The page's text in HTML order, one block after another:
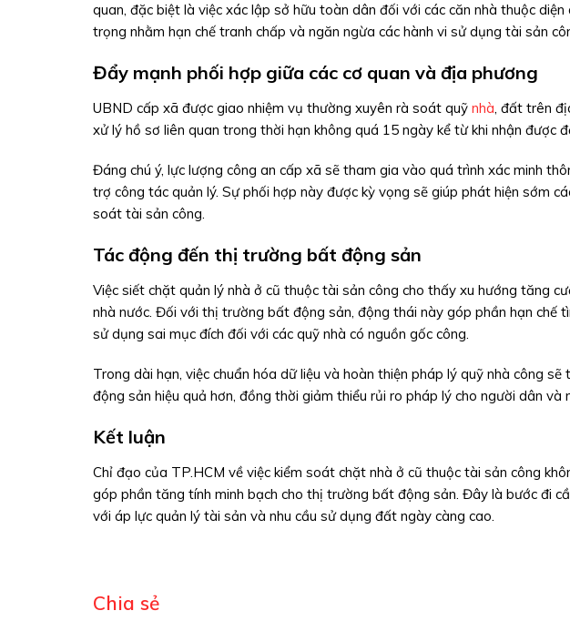
quan, đặc biệt là việc xác lập sở hữu toàn dân đối với các căn nhà thuộc
trọng nhằm hạn chế tranh chấp và ngăn ngừa các hành vi sử dụng tài sản
Đẩy mạnh phối hợp giữa các cơ quan và địa phương
UBND cấp xã được giao nhiệm vụ thường xuyên rà soát quỹ nhà, đất trên
xử lý hồ sơ liên quan trong thời hạn không quá 15 ngày kể từ khi nhận được
Đáng chú ý, lực lượng công an cấp xã sẽ tham gia vào quá trình xác minh
trợ công tác quản lý. Sự phối hợp này được kỳ vọng sẽ giúp phát hiện sớm
soát tài sản công.
Tác động đến thị trường bất động sản
Việc siết chặt quản lý nhà ở cũ thuộc tài sản công cho thấy xu hướng tăng
nhà nước. Đối với thị trường bất động sản, động thái này góp phần hạn chế
sử dụng sai mục đích đối với các quỹ nhà có nguồn gốc công.
Trong dài hạn, việc chuẩn hóa dữ liệu và hoàn thiện pháp lý quỹ nhà công
động sản hiệu quả hơn, đồng thời giảm thiểu rủi ro pháp lý cho người dân và
Kết luận
Chỉ đạo của TP.HCM về việc kiểm soát chặt nhà ở cũ thuộc tài sản công
góp phần tăng tính minh bạch cho thị trường bất động sản. Đây là bước đi
với áp lực quản lý tài sản và nhu cầu sử dụng đất ngày càng cao.
Chia sẻ